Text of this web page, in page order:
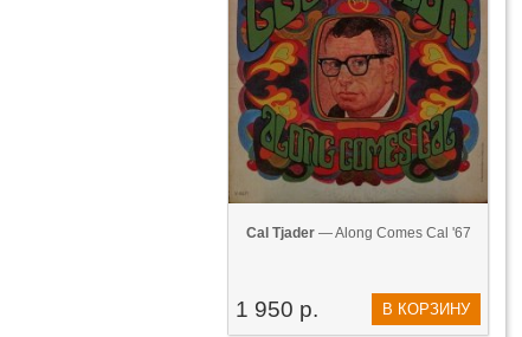
Cal Tjader— Along Comes Cal '67
1 950 р. В КОРЗИНУ